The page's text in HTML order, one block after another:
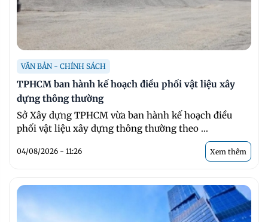
VĂN BẢN - CHÍNH SÁCH
TPHCM ban hành kế hoạch điều phối vật liệu xây
dựng thông thường
Sở Xây dựng TPHCM vừa ban hành kế hoạch điều
phối vật liệu xây dựng thông thường theo ...
04/08/2026 - 11:26 Xem thêm